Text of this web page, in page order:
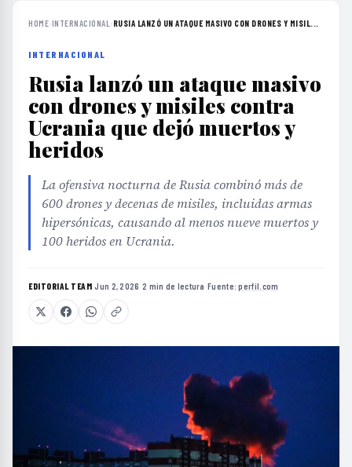
HOME›INTERNACIONAL › RUSIA LANZÓ UN ATAQUE MASIVO CON DRONES Y MISIL...
INTERNACIONAL
Rusia lanzó un ataque masivo
con drones y misiles contra
Ucrania que dejó muertos y
heridos
La ofensiva nocturna de Rusia combinó más de
600 drones y decenas de misiles, incluidas armas
hipersónicas, causando al menos nueve muertos y
100 heridos en Ucrania.
EDITORIAL TEAM·Jun 2, 2026 ·2 min de lectura ·Fuente:perfil.com